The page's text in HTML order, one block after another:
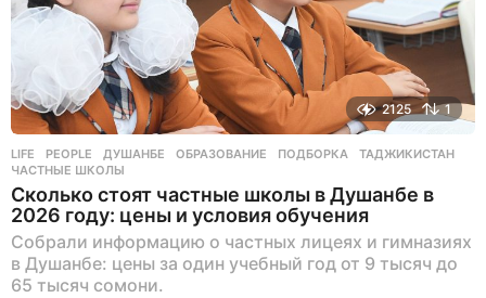
2125 1
LIFE ,PEOPLE ДУШАНБЕ ,ОБРАЗОВАНИЕ ,ПОДБОРКА ,ТАДЖИКИСТАН
ЧАСТНЫЕ ШКОЛЫ
Сколько стоят частные школы в Душанбе в
2026 году: цены и условия обучения
Собрали информацию о частных лицеях и гимназиях
в Душанбе: цены за один учебный год от 9 тысяч до
65 тысяч сомони.